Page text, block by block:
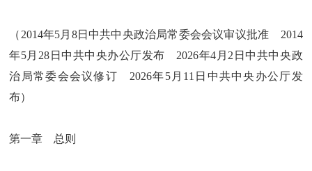
（2014年5月8日中共中央政治局常委会会议审议批准 2014
年5月28日中共中央办公厅发布 2026年4月2日中共中央政
治局常委会会议修订 2026年5月11日中共中央办公厅发
布）
第一章 总则